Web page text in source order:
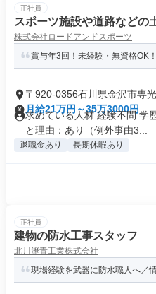
正社員
スポーツ施設や道路などの
株式会社ロードアンドスポーツ
賞与年3回！未経験・無資格OK
〒920-0356石川県金沢市専
月給21万円～35万3000円
求めている人材 経験不問 学
と理由：あり（例外事由3...
退職金あり 長期休暇あり
正社員
建物の防水工事スタッフ
北川瀝青工業株式会社
現場経験を武器に防水職人へ／